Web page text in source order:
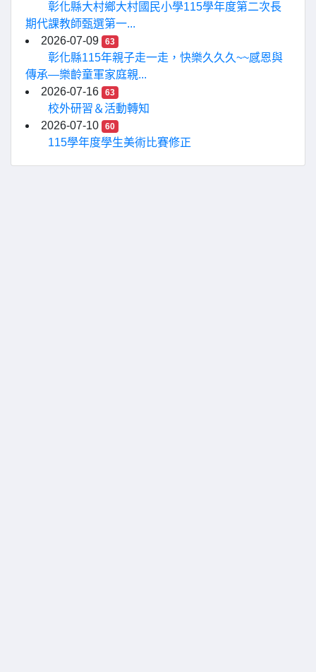
彰化縣大村鄉大村國民小學115學年度第二次長
期代課教師甄選第一...
2026-07-09
63
彰化縣115年親子走一走，快樂久久久~~感恩與
傳承—樂齡童軍家庭親...
2026-07-16
63
校外研習＆活動轉知
2026-07-10
60
115學年度學生美術比賽修正